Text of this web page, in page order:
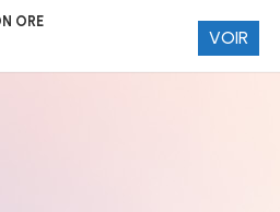
ORE
VOIR